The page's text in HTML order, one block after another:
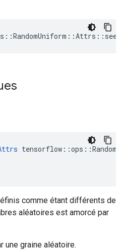
comme étant différents de
aléatoires est amorcé par
une graine aléatoire.